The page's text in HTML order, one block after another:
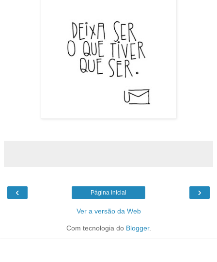
‹ ›
Página inicial
Ver a versão da Web
Com tecnologia do Blogger.